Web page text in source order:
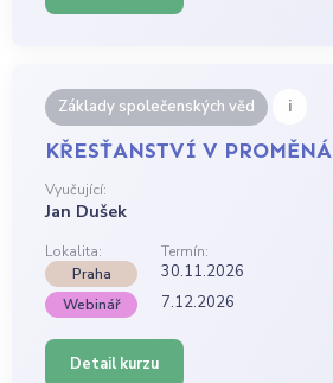
Základy společenských věd i
KŘESŤANSTVÍ V
Vyučující:
Jan Dušek
Lokalita:
Termín:
Praha
30.11.2026
Webinář 7.12.2026
Detail kurzu